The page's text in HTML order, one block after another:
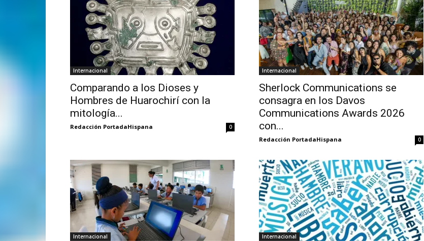
Internacional
Comparando a los Dioses y
Hombres de Huarochirí con la
mitología...
Redacción PortadaHispana 0
Internacional
Sherlock Communications se
consagra en los Davos
Communications Awards 2026
con...
Redacción PortadaHispana 0
Internacional Internacional